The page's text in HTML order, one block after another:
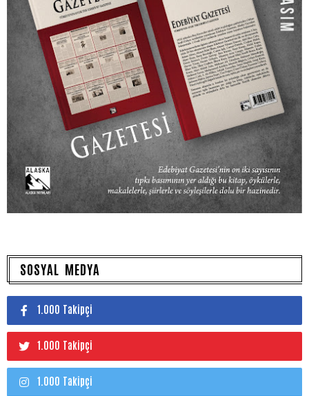
SOSYAL MEDYA
1.000 Takipçi
1.000 Takipçi
1.000 Takipçi